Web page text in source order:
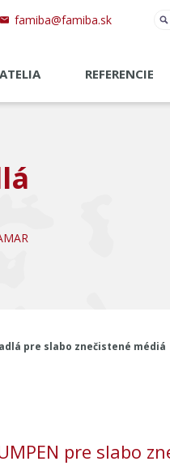
famiba@famiba.sk
REFERENCIE
pre slabo znečistené médiá
pre slabo